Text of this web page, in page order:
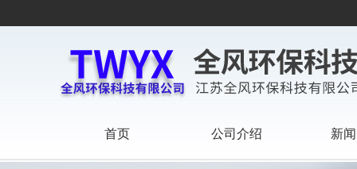
首页 公司介绍 新